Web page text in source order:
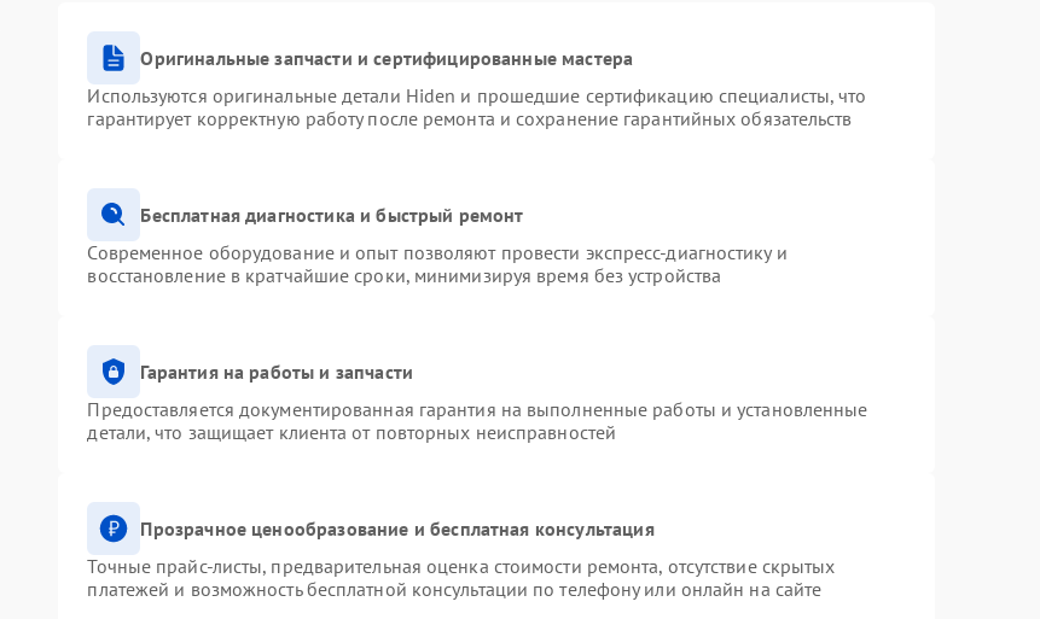
Оригинальные запчасти и сертифицированные мастера
Используются оригинальные детали Hiden и прошедшие сертификацию специалисты, что
гарантирует корректную работу после ремонта и сохранение гарантийных обязательств
Бесплатная диагностика и быстрый ремонт
Современное оборудование и опыт позволяют провести экспресс-диагностику и
восстановление в кратчайшие сроки, минимизируя время без устройства
Гарантия на работы и запчасти
Предоставляется документированная гарантия на выполненные работы и установленные
детали, что защищает клиента от повторных неисправностей
Прозрачное ценообразование и бесплатная консультация
Точные прайс-листы, предварительная оценка стоимости ремонта, отсутствие скрытых
платежей и возможность бесплатной консультации по телефону или онлайн на сайте